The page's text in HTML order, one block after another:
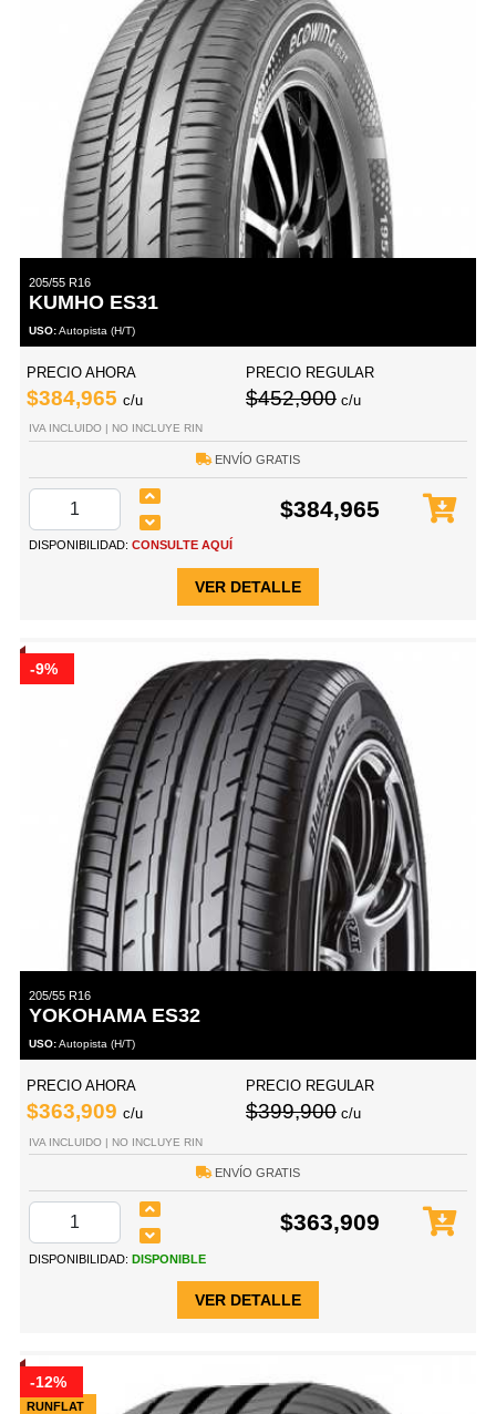
205/55 R16
KUMHO ES31
USO:Autopista (H/T)
PRECIO AHORA
$384,965 c/u
PRECIO REGULAR
$452,900 c/u
IVA INCLUIDO | NO INCLUYE RIN
ENVÍO GRATIS
$384,965
DISPONIBILIDAD: CONSULTE AQUÍ
VER DETALLE
-9%
205/55 R16
YOKOHAMA ES32
USO:Autopista (H/T)
PRECIO AHORA
$363,909 c/u
PRECIO REGULAR
$399,900 c/u
IVA INCLUIDO | NO INCLUYE RIN
ENVÍO GRATIS
$363,909
DISPONIBILIDAD: DISPONIBLE
VER DETALLE
RUNFLAT
-12%